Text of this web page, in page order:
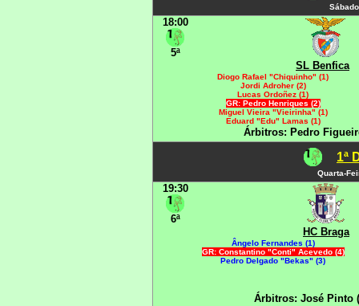
18:00
5ª
SL Benfica
Diogo Rafael "Chiquinho" (1)
Jordi Adroher (2)
Lucas Ordoñez (1)
GR: Pedro Henriques (2)
Miguel Vieira "Vieirinha" (1)
Eduard "Edu" Lamas (1)
Árbitros: Pedro
1ª
Quarta-
19:30
6ª
HC Braga
Ângelo Fernandes (1)
GR: Constantino "Conti" Acevedo (4)
Pedro Delgado "Bekas" (3)
Árbitros: José Pinto